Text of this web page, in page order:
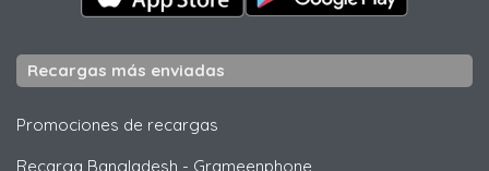
Recargas más enviadas
Promociones de recargas
Recarga Bangladesh - Grameenphone